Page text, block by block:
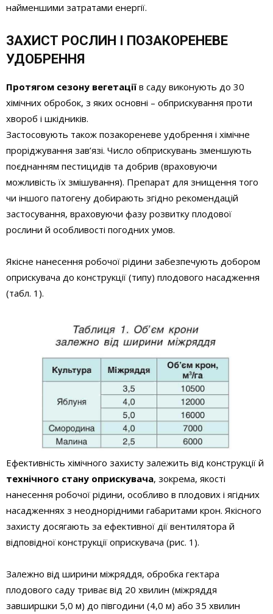
найменшими затратами енергії.
ЗАХИСТ РОСЛИН І ПОЗАКОРЕНЕВЕ
УДОБРЕННЯ
Протягом сезону вегетації в саду виконують до 30
хімічних обробок, з яких основні – обприскування проти
хвороб і шкідників.
Застосовують також позакореневе удобрення і хімічне
проріджування зав’язі. Число обприскувань зменшують
поєднанням пестицидів та добрив (враховуючи
можливість їх змішування). Препарат для знищення того
чи іншого патогену добирають згідно рекомендацій
застосування, враховуючи фазу розвитку плодової
рослини й особливості погодних умов.
Якісне нанесення робочої рідини забезпечують добором
оприскувача до конструкції (типу) плодового насадження
(табл. 1).
Ефективність хімічного захисту залежить від конструкції й
технічного стану оприскувача, зокрема, якості
нанесення робочої рідини, особливо в плодових і ягідних
насадженнях з неоднорідними габаритами крон. Якісного
захисту досягають за ефективної дії вентилятора й
відповідної конструкції оприскувача (рис. 1).
Залежно від ширини міжряддя, обробка гектара
плодового саду триває від 20 хвилин (міжряддя
завширшки 5,0 м) до півгодини (4,0 м) або 35 хвилин